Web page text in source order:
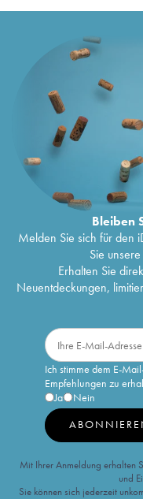
Bleiben
Melden Sie sich für den
Sie
Erhalten Sie
Neuentdeckungen,
Ich stimme dem E-
Empfehlungen zu
Ja
Nein
Mit Ihrer Anmeldung erhalten
und
Sie können sich jederzeit